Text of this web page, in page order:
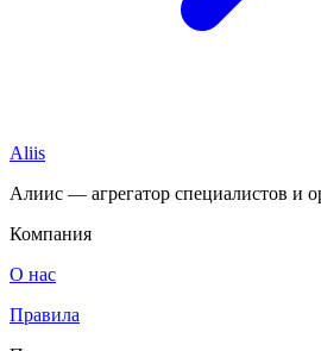
Aliis
Алиис — агрегатор специалистов и
Компания
О нас
Правила